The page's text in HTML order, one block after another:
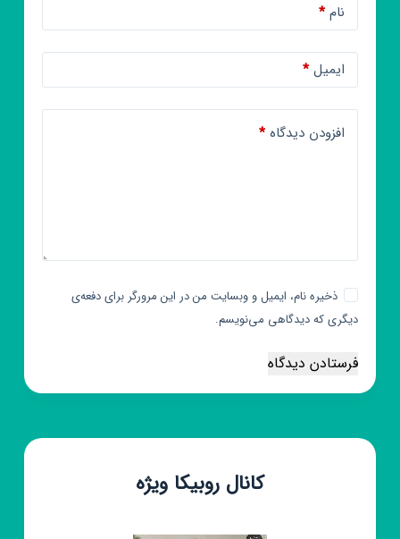
نام*
ایمیل*
افزودن دیدگاه*
ذخیره نام، ایمیل و وبسایت من در این مرورگر برای دفعه‌ی
دیگری که دیدگاهی می‌نویسم.
فرستادن دیدگاه
کانال روبیکا ویژه